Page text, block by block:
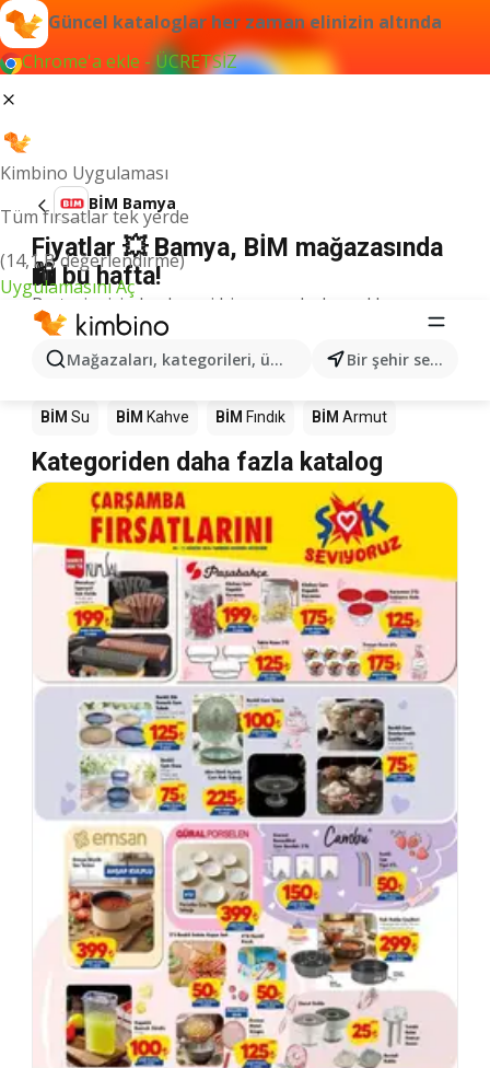
Güncel kataloglar her zaman elinizin altında
Chrome'a ekle - ÜCRETSİZ
Kimbino Uygulaması
Tüm fırsatlar tek yerde
(14,1 B değerlendirme)
Uygulamasını Aç
Mağazaları, kategorileri, ürünleri arayın... Bir şehir seçin
BİM Bamya
Fiyatlar 💥 Bamya, BİM mağazasında
🛍️ bu hafta!
Bu terim için herhangi bir sonuç bulamadık.
Mağazalardaki diğer ürünler BİM
BİM Mango BİM Döner BİM LEGO
BİM Su BİM Kahve BİM Fındık BİM Armut
Kategoriden daha fazla katalog